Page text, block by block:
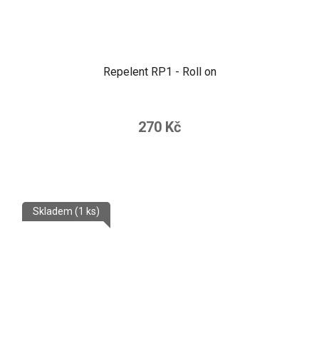
Repelent RP1 - Roll on
270 Kč
Skladem (1 ks)